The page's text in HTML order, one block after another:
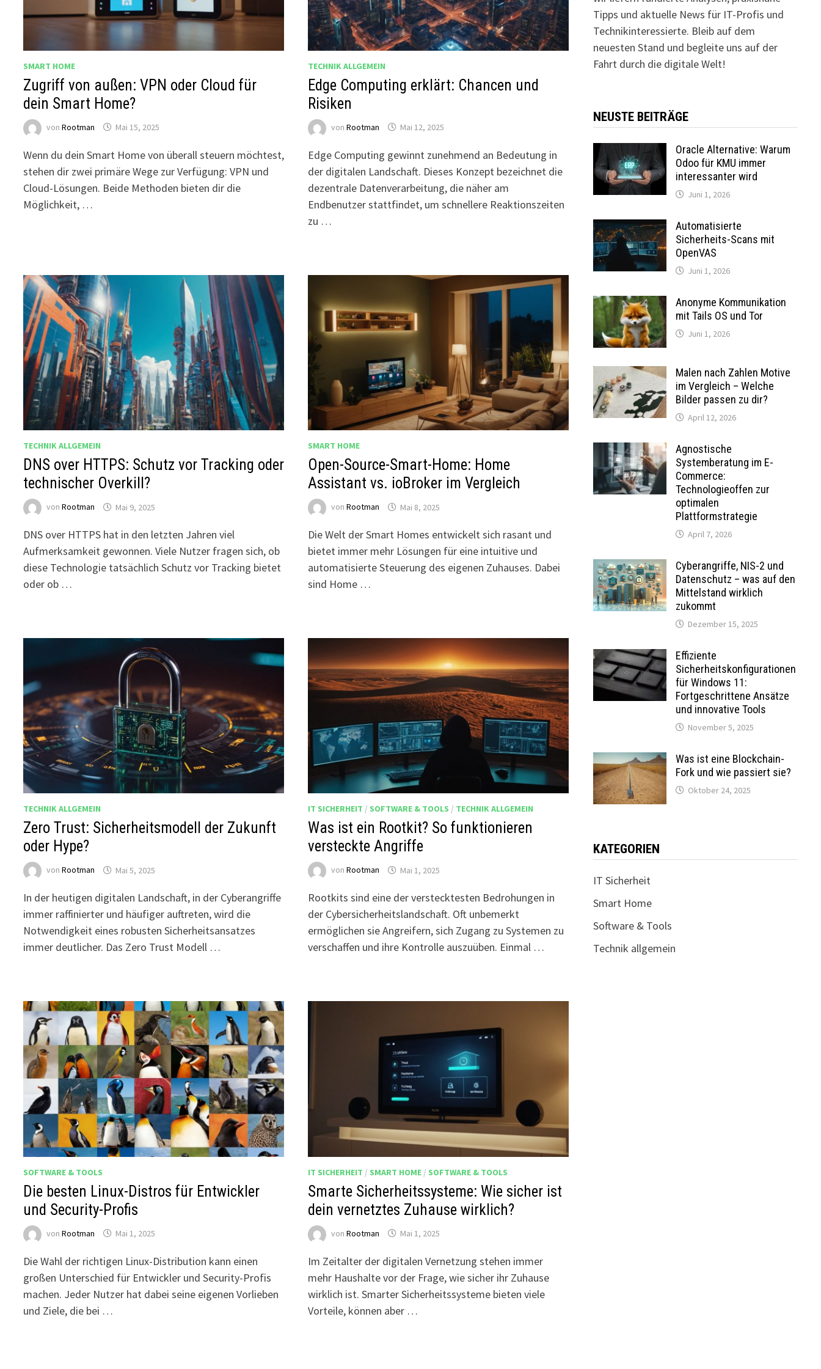
SMART HOME
Zugriff von außen: VPN oder Cloud für
dein Smart Home?
vonRootman Mai 15, 2025
Wenn du dein Smart Home von überall steuern möchtest,
stehen dir zwei primäre Wege zur Verfügung: VPN und
Cloud-Lösungen. Beide Methoden bieten dir die
Möglichkeit, …
TECHNIK ALLGEMEIN
Edge Computing erklärt: Chancen und
Risiken
von Rootman Mai 12, 2025
Edge Computing gewinnt zunehmend an Bedeutung in
der digitalen Landschaft. Dieses Konzept bezeichnet die
dezentrale Datenverarbeitung, die näher am
Endbenutzer stattfindet, um schnellere Reaktionszeiten
zu …
TECHNIK ALLGEMEIN
DNS over HTTPS: Schutz vor Tracking oder
technischer Overkill?
vonRootman Mai 9, 2025
DNS over HTTPS hat in den letzten Jahren viel
Aufmerksamkeit gewonnen. Viele Nutzer fragen sich, ob
diese Technologie tatsächlich Schutz vor Tracking bietet
oder ob …
SMART HOME
Open-Source-Smart-Home: Home
Assistant vs. ioBroker im Vergleich
von Rootman Mai 8, 2025
Die Welt der Smart Homes entwickelt sich rasant und
bietet immer mehr Lösungen für eine intuitive und
automatisierte Steuerung des eigenen Zuhauses. Dabei
sind Home …
TECHNIK ALLGEMEIN
Zero Trust: Sicherheitsmodell der Zukunft
oder Hype?
vonRootman Mai 5, 2025
In der heutigen digitalen Landschaft, in der Cyberangriffe
immer raffinierter und häufiger auftreten, wird die
Notwendigkeit eines robusten Sicherheitsansatzes
immer deutlicher. Das Zero Trust Modell …
IT SICHERHEIT / SOFTWARE & TOOLS / TECHNIK ALLGEMEIN
Was ist ein Rootkit? So funktionieren
versteckte Angriffe
von Rootman Mai 1, 2025
Rootkits sind eine der verstecktesten Bedrohungen in
der Cybersicherheitslandschaft. Oft unbemerkt
ermöglichen sie Angreifern, sich Zugang zu Systemen zu
verschaffen und ihre Kontrolle auszuüben. Einmal …
SOFTWARE & TOOLS
Die besten Linux-Distros für Entwickler
und Security-Profis
vonRootman Mai 1, 2025
Die Wahl der richtigen Linux-Distribution kann einen
großen Unterschied für Entwickler und Security-Profis
machen. Jeder Nutzer hat dabei seine eigenen Vorlieben
und Ziele, die bei …
IT SICHERHEIT / SMART HOME/ SOFTWARE & TOOLS
Smarte Sicherheitssysteme: Wie sicher ist
dein vernetztes Zuhause wirklich?
von Rootman Mai 1, 2025
Im Zeitalter der digitalen Vernetzung stehen immer
mehr Haushalte vor der Frage, wie sicher ihr Zuhause
wirklich ist. Smarter Sicherheitssysteme bieten viele
Vorteile, können aber …
Tipps und aktuelle News für IT-Profis und
Technikinteressierte. Bleib auf dem
neuesten Stand und begleite uns auf der
Fahrt durch die digitale Welt!
NEUSTE BEITRÄGE
Oracle Alternative: Warum
Odoo für KMU immer
interessanter wird
Juni 1, 2026
Automatisierte
Sicherheits-Scans mit
OpenVAS
Juni 1, 2026
Anonyme Kommunikation
mit Tails OS und Tor
Juni 1, 2026
Malen nach Zahlen Motive
im Vergleich – Welche
Bilder passen zu dir?
April 12, 2026
Agnostische
Systemberatung im E-
Commerce:
Technologieoffen zur
optimalen
Plattformstrategie
April 7, 2026
Cyberangriffe, NIS-2 und
Datenschutz – was auf den
Mittelstand wirklich
zukommt
Dezember 15, 2025
Effiziente
Sicherheitskonfigurationen
für Windows 11:
Fortgeschrittene Ansätze
und innovative Tools
November 5, 2025
Was ist eine Blockchain-
Fork und wie passiert sie?
Oktober 24, 2025
KATEGORIEN
IT Sicherheit
Smart Home
Software & Tools
Technik allgemein